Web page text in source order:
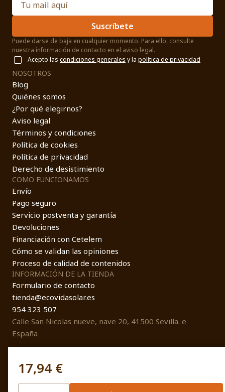
17,94 €
Suscríbete
Puede darse de baja en cualquier momento. Para ello, consulte
nuestra información de contacto en el aviso legal.
Acepto las condiciones generales y la política de privacidad
NOSOTROS
Blog
Quiénes somos
¿Por qué elegirnos?
Aviso legal
Términos y condiciones
Política de cookies
Política de privacidad
Derecho de desistimiento
COMO FUNCIONAMOS
Envío
Pago seguro
Servicio postventa y garantía
Devoluciones
Financiación con Cetelem
Cómo se validan las opiniones
Proceso de calidad de contenidos
INFORMACIÓN DE LA TIENDA
Formulario de contacto
tienda@ecovidasolar.es
954 323 507
Calle San Nicolas nueve, nave 20, 41500 Sevilla. e
España
© EcovidaSolar 2026